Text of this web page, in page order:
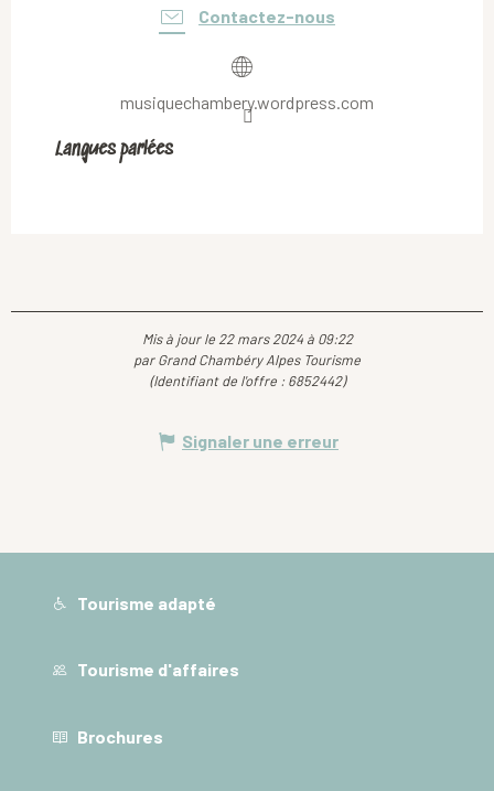
Contactez-nous
musiquechambery.wordpress.com
Langues parlées
Langues parlées
Mis à jour le 22 mars 2024 à 09:22
par Grand Chambéry Alpes Tourisme
(Identifiant de l'offre : 6852442)
Signaler une erreur
Tourisme adapté
Tourisme d'affaires
Brochures